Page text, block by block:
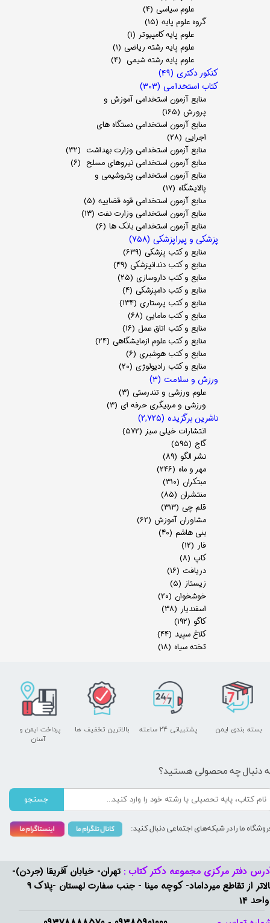
علوم سیاسی (۴)
گروه علوم پایه (۱۵)
علوم پایه کامپیوتر (۱)
علوم پایه رشته ریاضی (۱)
علوم پایه رشته شیمی (۴)
کنکور دکتری (۴۹)
کتاب استخدامی (۳۰۳)
منابع آزمون استخدامی آموزش و
پرورش (۱۶۵)
منابع آزمون استخدامی دستگاه های
اجرایی (۲۸)
منابع آزمون استخدامی وزارت بهداشت (۳۲)
منابع آزمون استخدامی نیروهای مسلح (۶)
منابع آزمون استخدامی پتروشیمی و
پالایشگاه (۱۷)
منابع آزمون استخدامی قوه قضاییه (۵)
منابع آزمون استخدامی وزارت نفت (۱۳)
منابع آزمون استخدامی بانک ها (۶)
پزشکی و پیراپزشکی (۷۵۸)
منابع و کتب پزشکی (۶۳۹)
منابع و کتب دندانپزشکی (۴۹)
منابع و کتب داروسازی (۲۵)
منابع و کتب دامپزشکی (۴)
منابع و کتب پرستاری (۱۳۴)
منابع و کتب مامایی (۶۸)
منابع و کتب اتاق عمل (۱۶)
منابع و کتب علوم ازمایشگاهی (۲۴)
منابع و کتب هوشبری (۶)
منابع و کتب رادیولوژی (۲۰)
ورزش و سلامت (۳)
علوم ورزشی و تندرستی (۳)
ورزشی و مربیگری حرفه ای (۳)
ناشرین برگزیده (۲,۷۲۵)
انتشارات خیلی سبز (۵۷۲)
گاج (۵۹۵)
نشر الگو (۸۹)
مهر و ماه (۲۴۶)
مبتکران (۳۱۰)
منتشران (۸۵)
قلم چی (۳۱۳)
مشاوران آموزش (۶۲)
بنی هاشم (۴۰)
فار (۱۲)
کاپ (۸)
دریافت (۱۶)
زیستاز (۵)
خوشخوان (۲۰)
اسفندیار (۳۸)
کاگو (۱۹۲)
کلاغ سپید (۴۴)
تخته سیاه (۱۸)
دفتر مرکزی مجموعه دکتر کتاب : تهران- خیابان آفریقا (جردن)-
بالاتر از تقاطع میرداماد- کوچه مینا - جنب سفارت لهستان -پلاک 9
14
پشتیبانی ۲۴ ساعته
پرداخت ایمن و ​​​​​​​
آسان
بسته بندی ایمن بالاترین تخفیف ها
دنبال چه محصولی هستید؟
جستجو
ما را در شبکه‌های اجتماعی دنبال کنید: